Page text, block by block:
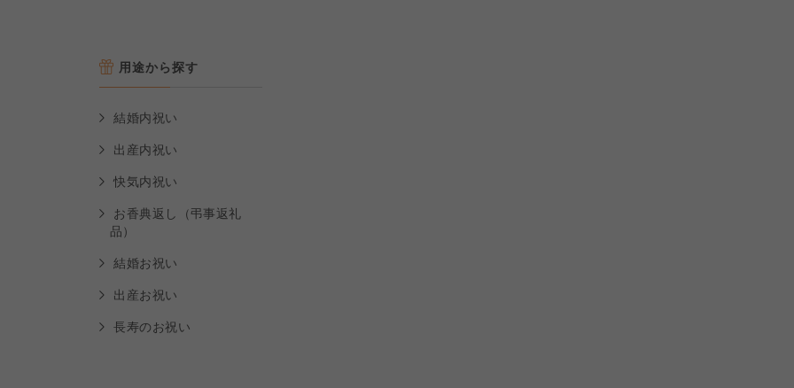
用途から探す
結婚内祝い
出産内祝い
快気内祝い
お香典返し（弔事返礼
品）
結婚お祝い
出産お祝い
長寿のお祝い